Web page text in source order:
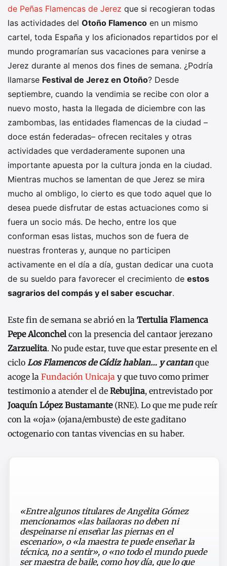
de Peñas Flamencas de Jerez que si recogieran todas
las actividades del Otoño Flamenco en un mismo
cartel, toda España y los aficionados repartidos por el
mundo programarían sus vacaciones para venirse a
Jerez durante al menos dos fines de semana. ¿Podría
llamarse Festival de Jerez en Otoño? Desde
septiembre, cuando la vendimia se recibe con olor a
nuevo mosto, hasta la llegada de diciembre con las
zambombas, las entidades flamencas de la ciudad –
doce están federadas– ofrecen recitales y otras
actividades que verdaderamente suponen una
importante apuesta por la cultura jonda en la ciudad.
Mientras muchos se lamentan de que Jerez se mira
mucho al ombligo, lo cierto es que todo aquel que lo
desea puede disfrutar de estas actuaciones como si
fuera un socio más. De hecho, entre los que
conforman esas listas, muchos son de fuera de
nuestras fronteras y, aunque no participen
activamente en el día a día, gustan dedicar una cuota
de su sueldo para favorecer el crecimiento de estos
sagrarios del compás y el saber escuchar.
Este fin de semana se abrió en la Tertulia Flamenca
Pepe Alconchelcon la presencia del cantaor jerezano
Zarzuelita. No pude estar, tuve que estar presente en el
ciclo Los Flamencos de Cádiz hablan… y cantanque
acoge la Fundación Unicaja y que tuvo como primer
testimonio a atender el de Rebujina, entrevistado por
Joaquín López Bustamante(RNE). Lo que me pude reír
con la «oja» (ojana/embuste) de este gaditano
octogenario con tantas vivencias en su haber.
«Entre algunos titulares de Angelita Gómez
mencionamos «las bailaoras no deben ni
despeinarse ni enseñar las piernas en el
escenario», o «la maestra te puede enseñar la
técnica, no a sentir», o «no todo el mundo puede
ser maestra de baile, como hoy día, que lo que